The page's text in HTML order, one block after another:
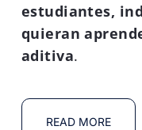
estudiantes,
quieran
aditiva.
READ MORE